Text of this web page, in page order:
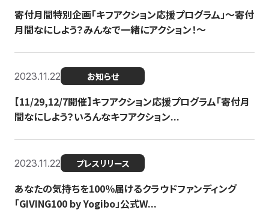
寄付月間特別企画「キフアクション応援プログラム」〜寄付
月間なにしよう？みんなで一緒にアクション！〜
2023.11.22 お知らせ
【11/29,12/7開催】キフアクション応援プログラム「寄付月
間なにしよう？いろんなキフアクション...
2023.11.22 プレスリリース
あなたの気持ちを100％届けるクラウドファンディング
「GIVING100 by Yogibo」公式W...